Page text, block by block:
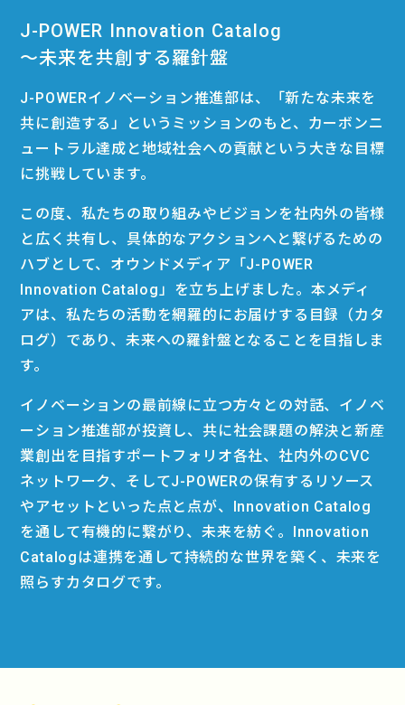
J-POWER Innovation Catalog
〜未来を共創する羅針盤
J-POWERイノベーション推進部は、「新たな未来を
共に創造する」というミッションのもと、カーボンニ
ュートラル達成と地域社会への貢献という大きな目標
に挑戦しています。
この度、私たちの取り組みやビジョンを社内外の皆様
と広く共有し、具体的なアクションへと繋げるための
ハブとして、オウンドメディア「J-POWER
Innovation Catalog」を立ち上げました。本メディ
アは、私たちの活動を網羅的にお届けする目録（カタ
ログ）であり、未来への羅針盤となることを目指しま
す。
イノベーションの最前線に立つ方々との対話、イノベ
ーション推進部が投資し、共に社会課題の解決と新産
業創出を目指すポートフォリオ各社、社内外のCVC
ネットワーク、そしてJ-POWERの保有するリソース
やアセットといった点と点が、Innovation Catalog
を通して有機的に繋がり、未来を紡ぐ。Innovation
Catalogは連携を通して持続的な世界を築く、未来を
照らすカタログです。